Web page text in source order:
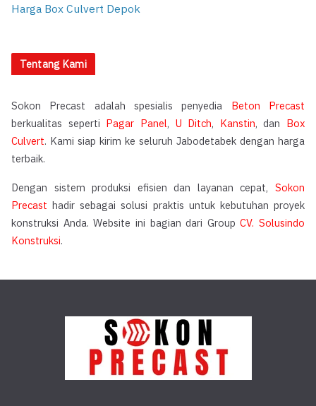
Harga Box Culvert Depok
Tentang Kami
Sokon Precast adalah spesialis penyedia Beton Precast
berkualitas seperti Pagar Panel, U Ditch, Kanstin, dan Box
Culvert. Kami siap kirim ke seluruh Jabodetabek dengan harga
terbaik.
Dengan sistem produksi efisien dan layanan cepat, Sokon
Precast hadir sebagai solusi praktis untuk kebutuhan proyek
konstruksi Anda. Website ini bagian dari GroupCV. Solusindo
Konstruksi.